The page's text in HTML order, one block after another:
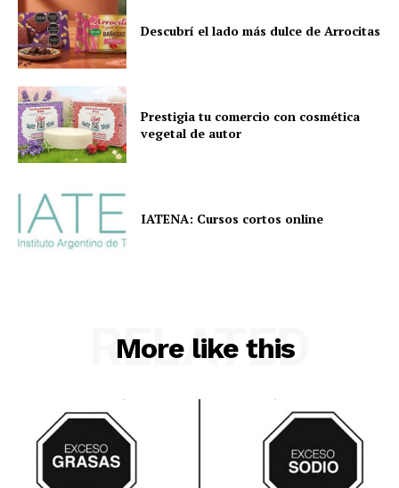
Descubrí el lado más dulce de Arrocitas
Prestigia tu comercio con cosmética
vegetal de autor
IATENA: Cursos cortos online
More like this
RELATED